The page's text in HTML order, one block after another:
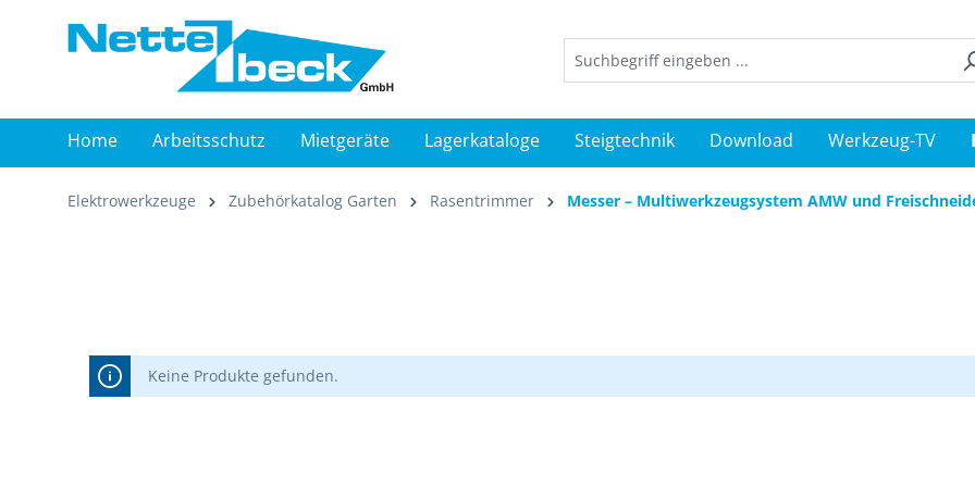
Zur Hauptnavigation springen
Home Arbeitsschutz Mietgeräte Lagerkataloge Steigtechnik Download Werkzeug-TV
Elektrowerkzeuge Zubehörkatalog Garten Rasentrimmer Messer – Multiwerkzeugsystem AMW und
Keine Produkte gefunden.